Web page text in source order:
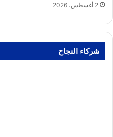
2 أغسطس، 2026
شركاء النجاح